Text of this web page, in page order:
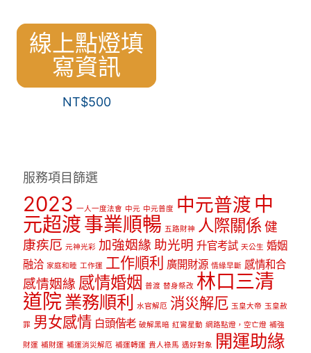
線上點燈填
寫資訊
NT$500
服務項目篩選
2023 一人一度法會 中元 中元普度 中元普渡 中
元超渡事業順暢 五路財神 人際關係 健
康疾厄 元神光彩 加強姻緣 助光明 升官考試 天公生 婚姻
融洽 家庭和睦 工作運 工作順利 廣開財源 情緣早斷 感情和合
感情姻緣 感情婚姻 普渡 替身祭改 林口三清
道院業務順利 水官解厄 消災解厄 玉皇大帝 玉皇赦
罪 男女感情 白頭偕老 破解黑暗 紅鸞星動 網路點燈，空亡燈 補強
財運 補財運 補運消災解厄 補運轉運 貴人祿馬 遇好對象 開運助緣